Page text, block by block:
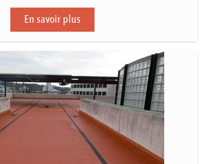
En savoir plus